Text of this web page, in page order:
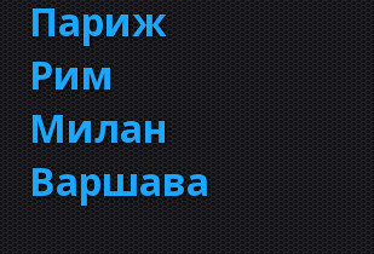
Париж
Рим
Милан
Варшава